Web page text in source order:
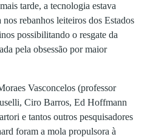
tarde, a tecnologia estava
rebanhos leiteiros dos Estados
possibilitando o resgate da
pela obsessão por maior
Vasconcelos (professor
Ciro Barros, Ed Hoffmann
e tantos outros pesquisadores
foram a mola propulsora à